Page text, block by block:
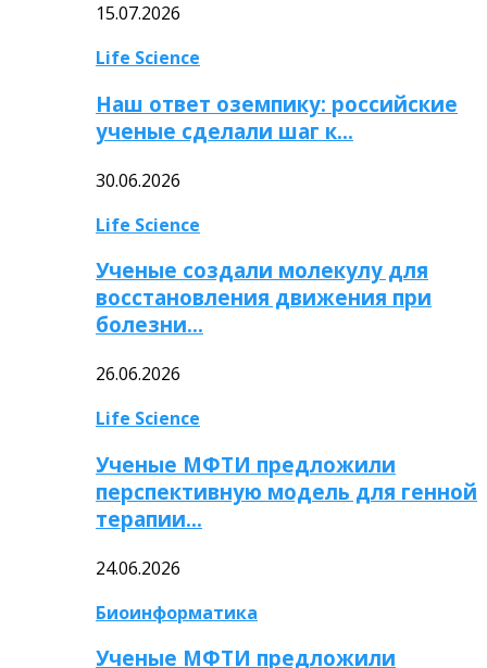
15.07.2026
Life Science
Наш ответ оземпику: российские
ученые сделали шаг к…
30.06.2026
Life Science
Ученые создали молекулу для
восстановления движения при
болезни…
26.06.2026
Life Science
Ученые МФТИ предложили
перспективную модель для генной
терапии…
24.06.2026
Биоинформатика
Ученые МФТИ предложили